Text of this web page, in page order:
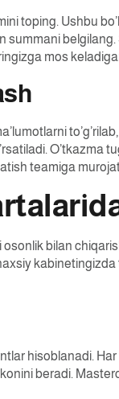
toping. Ushbu
summani
mos
O’tkazma
teamiga
bilan
hisoblanadi.
beradi.